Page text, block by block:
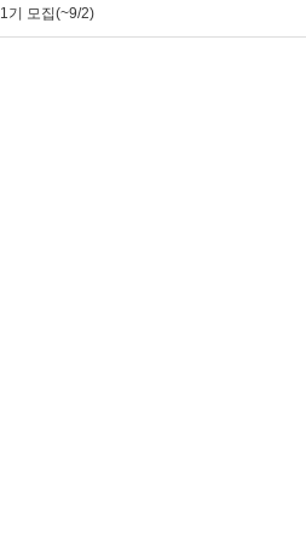
기 모집(~9/2)